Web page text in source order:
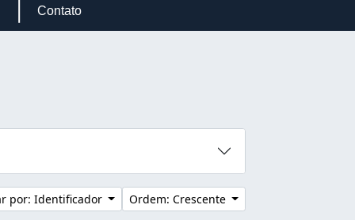
Contato
por: Identificador Ordem: Crescente